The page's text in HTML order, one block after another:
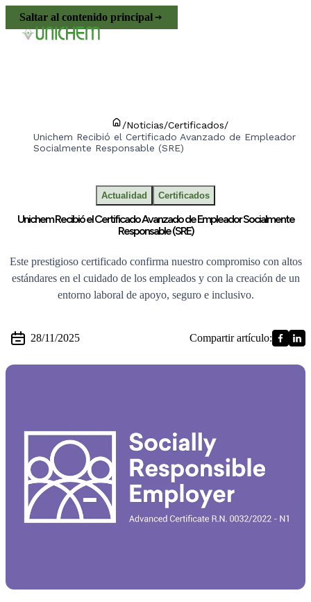
Saltar al contenido principal
/Noticias/Certificados/
Unichem Recibió el Certificado Avanzado de Empleador
Socialmente Responsable (SRE)
Actualidad Certificados
Unichem Recibió el Certificado Avanzado de Empleador Socialmente
Responsable (SRE)
Este prestigioso certificado confirma nuestro compromiso con altos
estándares en el cuidado de los empleados y con la creación de un
entorno laboral de apoyo, seguro e inclusivo.
28/11/2025 Compartir artículo: